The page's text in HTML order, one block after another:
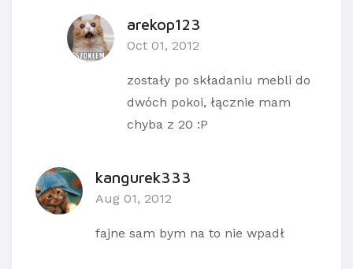
arekop123
Oct 01, 2012
zostały po składaniu mebli do
dwóch pokoi, łącznie mam
chyba z 20 :P
kangurek333
Aug 01, 2012
fajne sam bym na to nie wpadł